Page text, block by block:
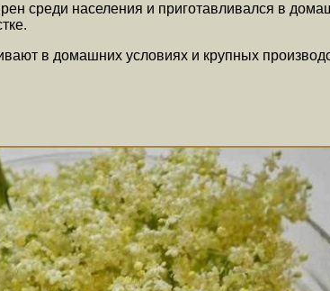
среди населения и приготавливался в
в домашних условиях и крупных